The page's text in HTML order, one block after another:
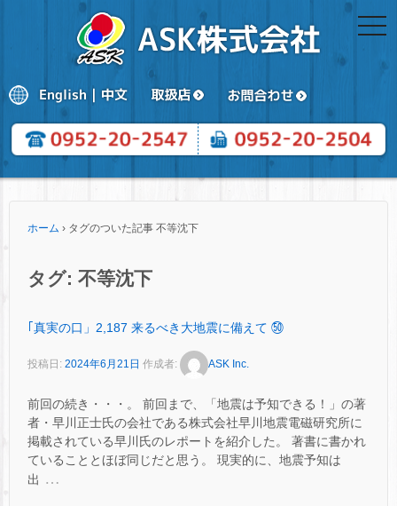
ホーム › タグのついた記事 不等沈下
タグ: 不等沈下
｢真実の口」2,187 来るべき大地震に備えて ㊿
投稿日: 2024年6月21日 作成者: ASK Inc.
前回の続き・・・。 前回まで、「地震は予知できる！」の著
者・早川正士氏の会社である株式会社早川地震電磁研究所に
掲載されている早川氏のレポートを紹介した。 著書に書かれ
ていることとほぼ同じだと思う。 現実的に、地震予知は
出 …